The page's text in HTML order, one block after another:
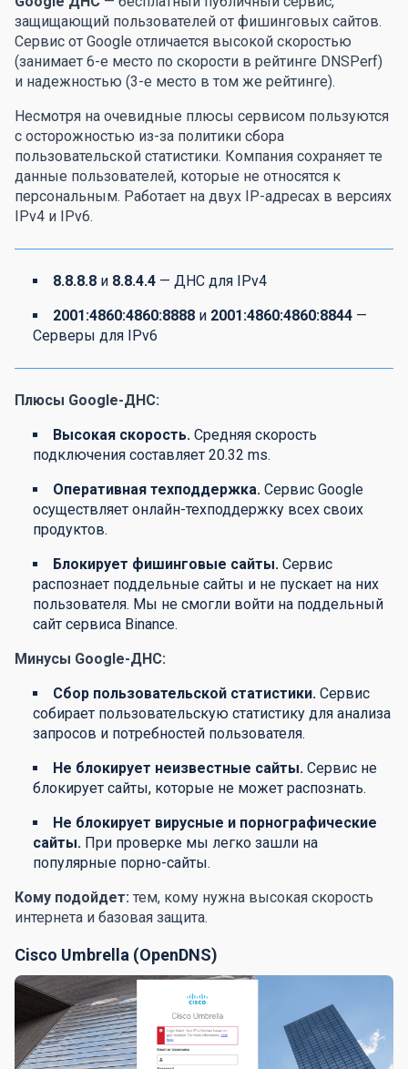
защищающий пользователей от фишинговых сайтов.
Сервис от Google отличается высокой скоростью
(занимает 6-е место по скорости в рейтинге DNSPerf)
и надежностью (3-е место в том же рейтинге).
Несмотря на очевидные плюсы сервисом пользуются
с осторожностью из-за политики сбора
пользовательской статистики. Компания сохраняет те
данные пользователей, которые не относятся к
персональным. Работает на двух IP-адресах в версиях
IPv4 и IPv6.
8.8.8.8 и 8.8.4.4 — ДНС для IPv4
2001:4860:4860:8888 и 2001:4860:4860:8844 —
Серверы для IPv6
Плюсы Google-ДНС:
Высокая скорость. Средняя скорость
подключения составляет 20.32 ms.
Оперативная техподдержка. Сервис Google
осуществляет онлайн-техподдержку всех своих
продуктов.
Блокирует фишинговые сайты. Сервис
распознает поддельные сайты и не пускает на них
пользователя. Мы не смогли войти на поддельный
сайт сервиса Binance.
Минусы Google-ДНС:
Сбор пользовательской статистики. Сервис
собирает пользовательскую статистику для анализа
запросов и потребностей пользователя.
Не блокирует неизвестные сайты. Сервис не
блокирует сайты, которые не может распознать.
Не блокирует вирусные и порнографические
сайты. При проверке мы легко зашли на
популярные порно-сайты.
Кому подойдет: тем, кому нужна высокая скорость
интернета и базовая защита.
Cisco Umbrella (OpenDNS)